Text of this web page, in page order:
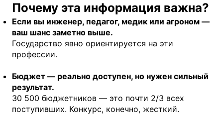
Почему эта информация важна?
Если вы инженер, педагог, медик или агроном —
ваш шанс заметно выше.
Государство явно ориентируется на эти
профессии.
Бюджет — реально доступен, но нужен сильный
результат.
30 500 бюджетников — это почти 2/3 всех
поступивших. Конкурс, конечно, жесткий.